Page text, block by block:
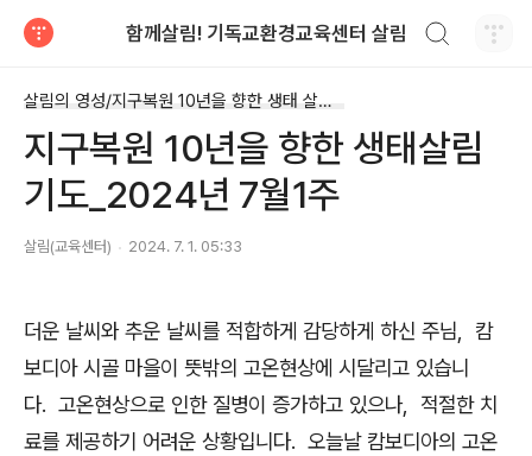
함께살림! 기독교환경교육센터 살림
살림의 영성/지구복원 10년을 향한 생태 살림 기도
지구복원 10년을 향한 생태살림
기도_2024년 7월1주
살림(교육센터) 2024. 7. 1. 05:33
더운 날씨와 추운 날씨를 적합하게 감당하게 하신 주님, 캄
보디아 시골 마을이 뜻밖의 고온현상에 시달리고 있습니
다. 고온현상으로 인한 질병이 증가하고 있으나, 적절한 치
료를 제공하기 어려운 상황입니다. 오늘날 캄보디아의 고온